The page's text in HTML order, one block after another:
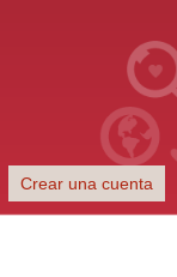
Crear una cuenta